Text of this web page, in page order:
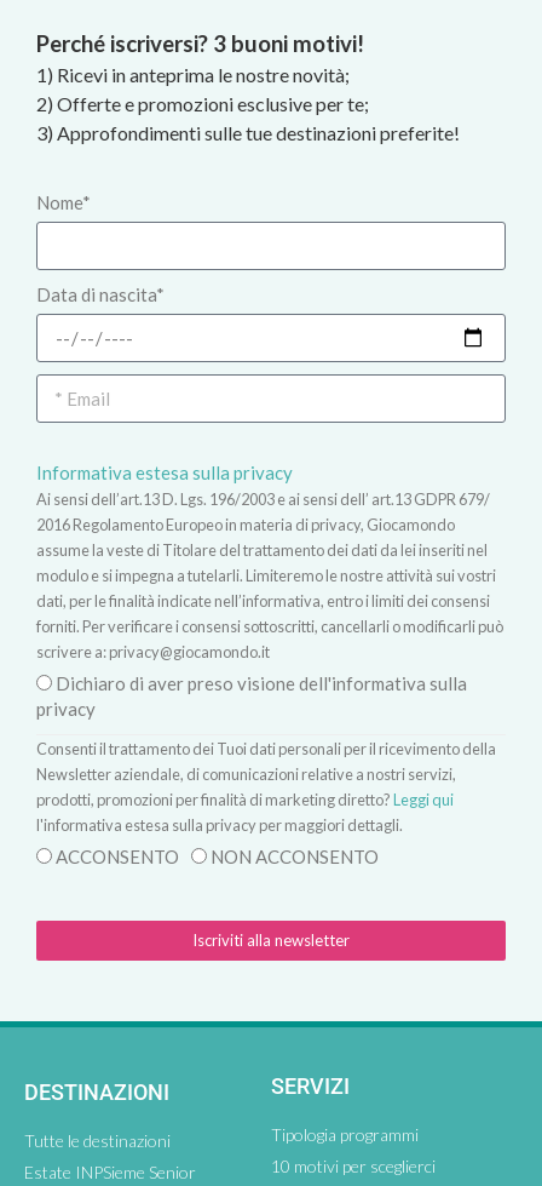
Perché iscriversi? 3 buoni motivi!
1) Ricevi in anteprima le nostre novità;
2) Offerte e promozioni esclusive per te;
3) Approfondimenti sulle tue destinazioni preferite!
Nome*
Data di nascita*
Informativa estesa sulla privacy
Ai sensi dell’art.13 D. Lgs. 196/2003 e ai sensi dell’ art.13 GDPR 679/
2016 Regolamento Europeo in materia di privacy, Giocamondo
assume la veste di Titolare del trattamento dei dati da lei inseriti nel
modulo e si impegna a tutelarli. Limiteremo le nostre attività sui vostri
dati, per le finalità indicate nell’informativa, entro i limiti dei consensi
forniti. Per verificare i consensi sottoscritti, cancellarli o modificarli può
scrivere a:privacy@giocamondo.it
Dichiaro di aver preso visione dell'informativa sulla
privacy
Consenti il trattamento dei Tuoi dati personali per il ricevimento della
Newsletter aziendale, di comunicazioni relative a nostri servizi,
prodotti, promozioni per finalità di marketing diretto?Leggi qui
l'informativa estesa sulla privacy per maggiori dettagli.
ACCONSENTO NON ACCONSENTO
Iscriviti alla newsletter
DESTINAZIONI
Tutte le destinazioni
Estate INPSieme Senior
SERVIZI
Tipologia programmi
10 motivi per sceglierci